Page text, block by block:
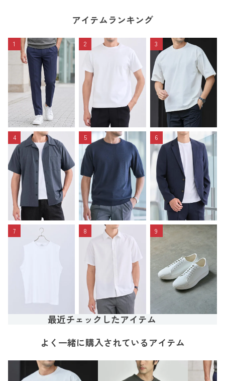
アイテムランキング
1 2 3
4 5 6
7 8 9
最近チェックしたアイテム
よく一緒に購入されているアイテム